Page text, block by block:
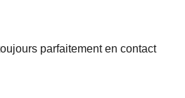
parfaitement en contact